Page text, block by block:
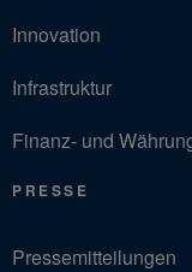
Innovation
Infrastruktur
Finanz- und
PRESSE
Pressemitteilungen